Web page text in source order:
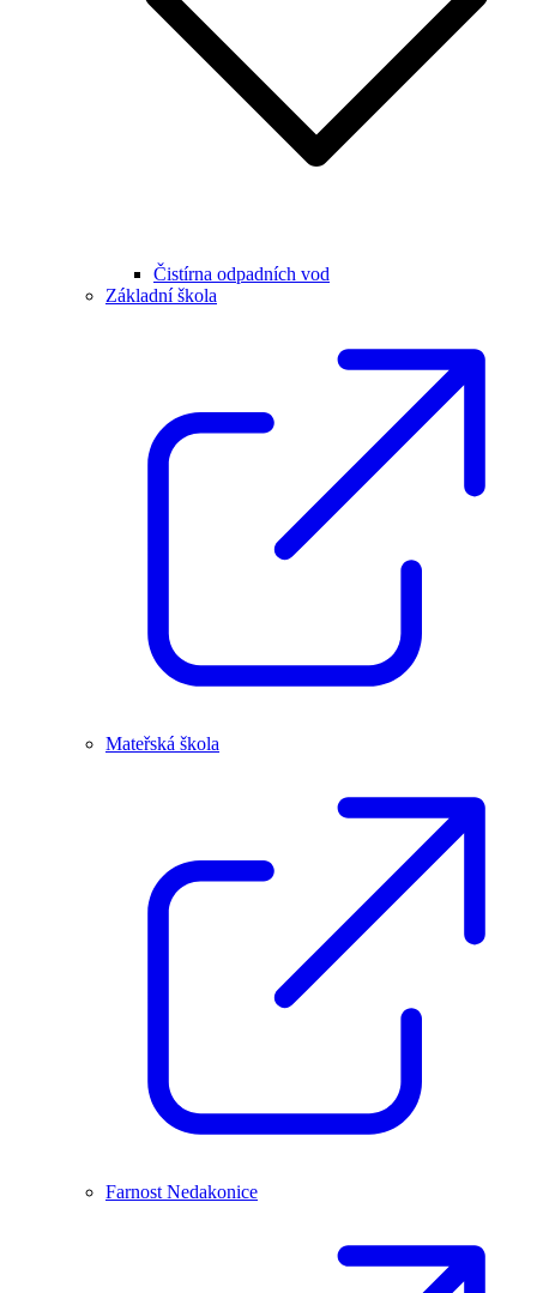
Čistírna odpadních vod
Základní škola
Mateřská škola
Farnost Nedakonice